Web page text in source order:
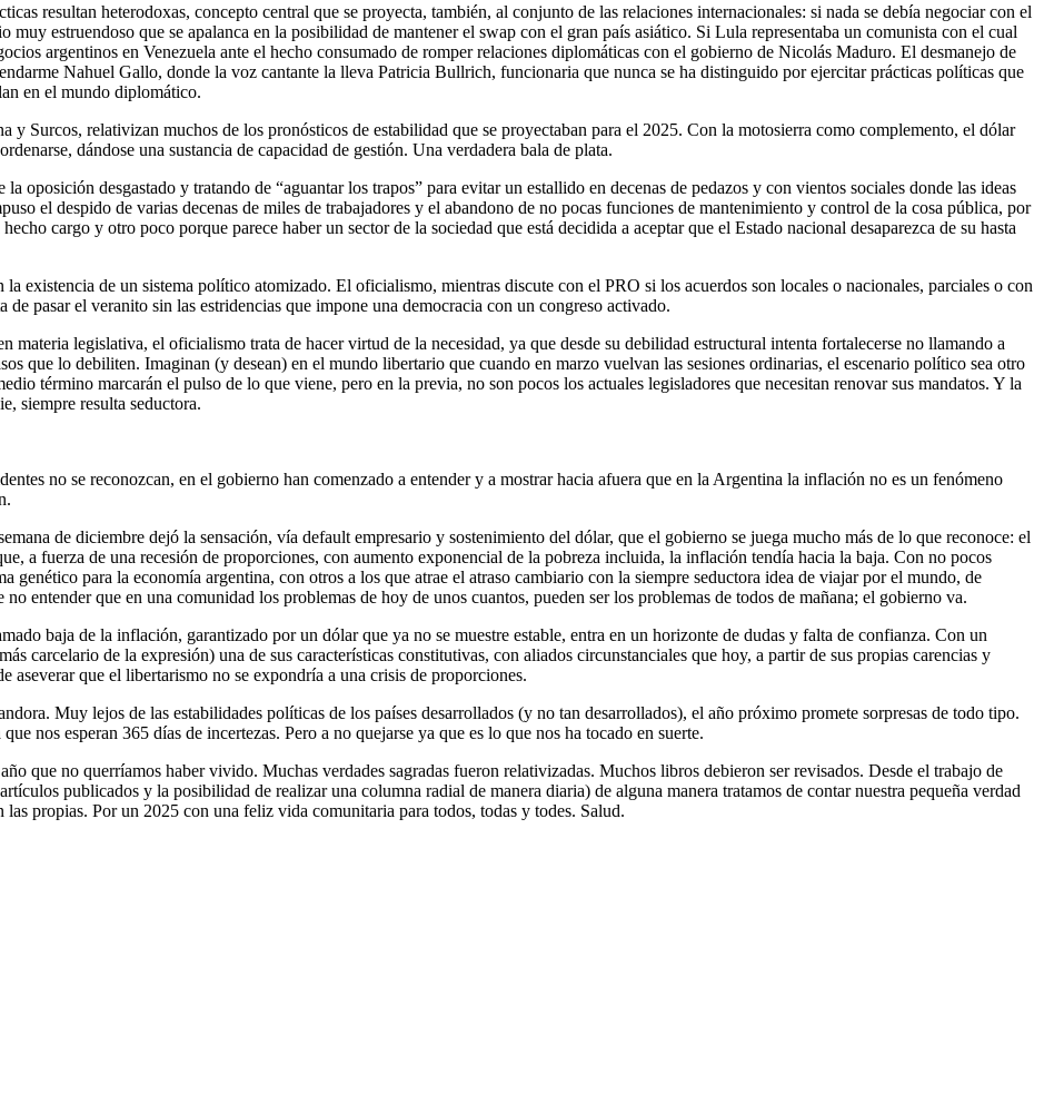
resultan heterodoxas, concepto central que se proyecta, también, al conjunto de las relaciones internacionales: si nada se debía negociar con el
muy estruendoso que se apalanca en la posibilidad de mantener el swap con el gran país asiático. Si Lula representaba un comunista con el cual
argentinos en Venezuela ante el hecho consumado de romper relaciones diplomáticas con el gobierno de Nicolás Maduro. El desmanejo de
Nahuel Gallo, donde la voz cantante la lleva Patricia Bullrich, funcionaria que nunca se ha distinguido por ejercitar prácticas políticas que
en el mundo diplomático.
Surcos, relativizan muchos de los pronósticos de estabilidad que se proyectaban para el 2025. Con la motosierra como complemento, el dólar
dándose una sustancia de capacidad de gestión. Una verdadera bala de plata.
oposición desgastado y tratando de “aguantar los trapos” para evitar un estallido en decenas de pedazos y con vientos sociales donde las ideas
el despido de varias decenas de miles de trabajadores y el abandono de no pocas funciones de mantenimiento y control de la cosa pública, por
cargo y otro poco porque parece haber un sector de la sociedad que está decidida a aceptar que el Estado nacional desaparezca de su hasta
existencia de un sistema político atomizado. El oficialismo, mientras discute con el PRO si los acuerdos son locales o nacionales, parciales o con
pasar el veranito sin las estridencias que impone una democracia con un congreso activado.
materia legislativa, el oficialismo trata de hacer virtud de la necesidad, ya que desde su debilidad estructural intenta fortalecerse no llamando a
que lo debiliten. Imaginan (y desean) en el mundo libertario que cuando en marzo vuelvan las sesiones ordinarias, el escenario político sea otro
término marcarán el pulso de lo que viene, pero en la previa, no son pocos los actuales legisladores que necesitan renovar sus mandatos. Y la
siempre resulta seductora.
no se reconozcan, en el gobierno han comenzado a entender y a mostrar hacia afuera que en la Argentina la inflación no es un fenómeno
de diciembre dejó la sensación, vía default empresario y sostenimiento del dólar, que el gobierno se juega mucho más de lo que reconoce: el
a fuerza de una recesión de proporciones, con aumento exponencial de la pobreza incluida, la inflación tendía hacia la baja. Con no pocos
genético para la economía argentina, con otros a los que atrae el atraso cambiario con la siempre seductora idea de viajar por el mundo, de
entender que en una comunidad los problemas de hoy de unos cuantos, pueden ser los problemas de todos de mañana; el gobierno va.
baja de la inflación, garantizado por un dólar que ya no se muestre estable, entra en un horizonte de dudas y falta de confianza. Con un
carcelario de la expresión) una de sus características constitutivas, con aliados circunstanciales que hoy, a partir de sus propias carencias y
aseverar que el libertarismo no se expondría a una crisis de proporciones.
Muy lejos de las estabilidades políticas de los países desarrollados (y no tan desarrollados), el año próximo promete sorpresas de todo tipo.
nos esperan 365 días de incertezas. Pero a no quejarse ya que es lo que nos ha tocado en suerte.
que no querríamos haber vivido. Muchas verdades sagradas fueron relativizadas. Muchos libros debieron ser revisados. Desde el trabajo de
publicados y la posibilidad de realizar una columna radial de manera diaria) de alguna manera tratamos de contar nuestra pequeña verdad
propias. Por un 2025 con una feliz vida comunitaria para todos, todas y todes. Salud.